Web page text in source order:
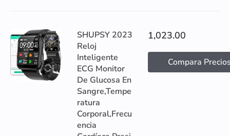
SHUPSY 2023
Reloj
Inteligente
ECG Monitor
De Glucosa En
Sangre,Tempe
ratura
Corporal,Frecu
encia
1,023.00
Compara